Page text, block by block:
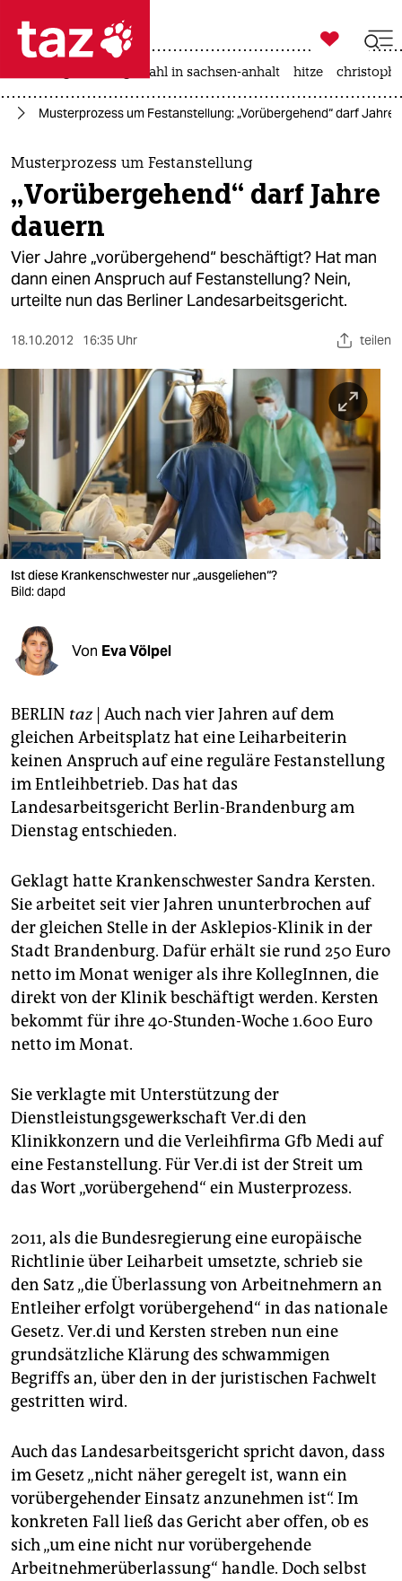
 taz zahl ich
taz zahl ich
themen
politik
öko
gesellschaft
sport
berlin
nord
wahrheit
verlag
verlag
veranstaltungen
shop
fragen & hilfe
unterstützen
abo
genossenschaft
epaper login

taz zahl ich
landtagswahl in sachsen-anhalt hitze
Musterprozess um Festanstellung: „Vorübergehend“ darf Jahre
Musterprozess um Festanstellung
„Vorübergehend“ darf Jahre
dauern
Vier Jahre „vorübergehend“ beschäftigt? Hat man
dann einen Anspruch auf Festanstellung? Nein,
urteilte nun das Berliner Landesarbeitsgericht.
18.10.2012 16:35 Uhr teilen
Ist diese Krankenschwester nur „ausgeliehen“?
Bild: dapd
Von Eva Völpel
BERLIN taz| Auch nach vier Jahren auf dem
gleichen Arbeitsplatz hat eine Leiharbeiterin
keinen Anspruch auf eine reguläre Festanstellung
im Entleihbetrieb. Das hat das
Landesarbeitsgericht Berlin-Brandenburg am
Dienstag entschieden.
Geklagt hatte Krankenschwester Sandra Kersten.
Sie arbeitet seit vier Jahren ununterbrochen auf
der gleichen Stelle in der Asklepios-Klinik in der
Stadt Brandenburg. Dafür erhält sie rund 250 Euro
netto im Monat weniger als ihre KollegInnen, die
direkt von der Klinik beschäftigt werden. Kersten
bekommt für ihre 40-Stunden-Woche 1.600 Euro
netto im Monat.
Sie verklagte mit Unterstützung der
Dienstleistungsgewerkschaft Ver.di den
Klinikkonzern und die Verleihfirma Gfb Medi auf
eine Festanstellung. Für Ver.di ist der Streit um
das Wort „vorübergehend“ ein Musterprozess.
2011, als die Bundesregierung eine europäische
Richtlinie über Leiharbeit umsetzte, schrieb sie
den Satz „die Überlassung von Arbeitnehmern an
Entleiher erfolgt vorübergehend“ in das nationale
Gesetz. Ver.di und Kersten streben nun eine
grundsätzliche Klärung des schwammigen
Begriffs an, über den in der juristischen Fachwelt
gestritten wird.
Auch das Landesarbeitsgericht spricht davon, dass
im Gesetz „nicht näher geregelt ist, wann ein
vorübergehender Einsatz anzunehmen ist“. Im
konkreten Fall ließ das Gericht aber offen, ob es
sich „um eine nicht nur vorübergehende
Arbeitnehmerüberlassung“ handle. Doch selbst